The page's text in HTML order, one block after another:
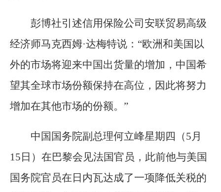
彭博社引述信用保险公司安联贸易高级
经济师马克西姆·达梅特说：“欧洲和美国以
外的市场将迎来中国出货量的增加，中国希
望其全球市场份额保持在高位，因此将努力
增加在其他市场的份额。”
中国国务院副总理何立峰星期四（5月
15日）在巴黎会见法国官员，此前他与美国
国务院官员在日内瓦达成了一项降低关税的